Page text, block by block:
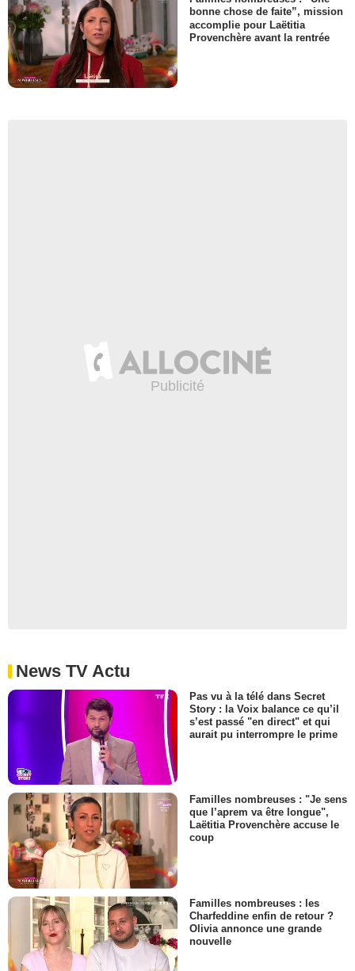
bonne chose de faite”, mission
accomplie pour Laëtitia
Provenchère avant la rentrée
News TV Actu
Pas vu à la télé dans Secret
Story : la Voix balance ce qu’il
s’est passé "en direct" et qui
aurait pu interrompre le prime
Familles nombreuses : "Je sens
que l’aprem va être longue",
Laëtitia Provenchère accuse le
coup
Familles nombreuses : les
Charfeddine enfin de retour ?
Olivia annonce une grande
nouvelle